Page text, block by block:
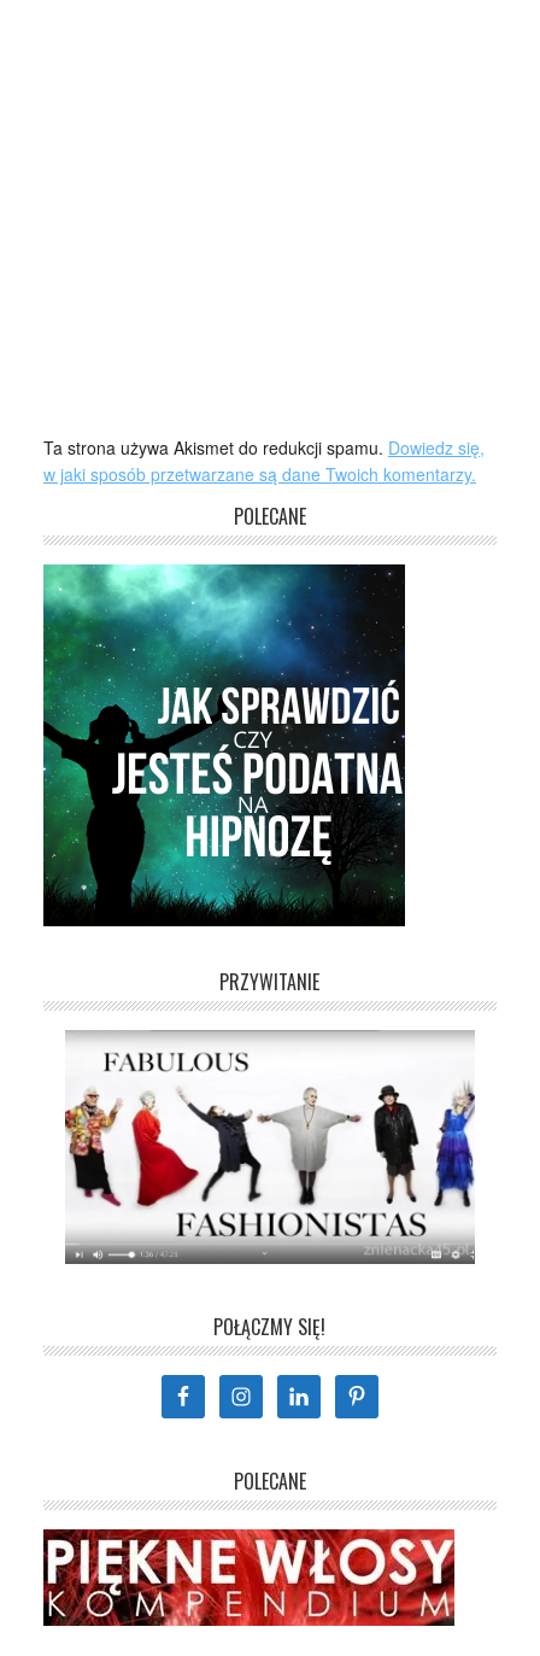
Ta strona używa Akismet do redukcji spamu. Dowiedz się,
w jaki sposób przetwarzane są dane Twoich komentarzy.
POLECANE
PRZYWITANIE
POŁĄCZMY SIĘ!
POLECANE